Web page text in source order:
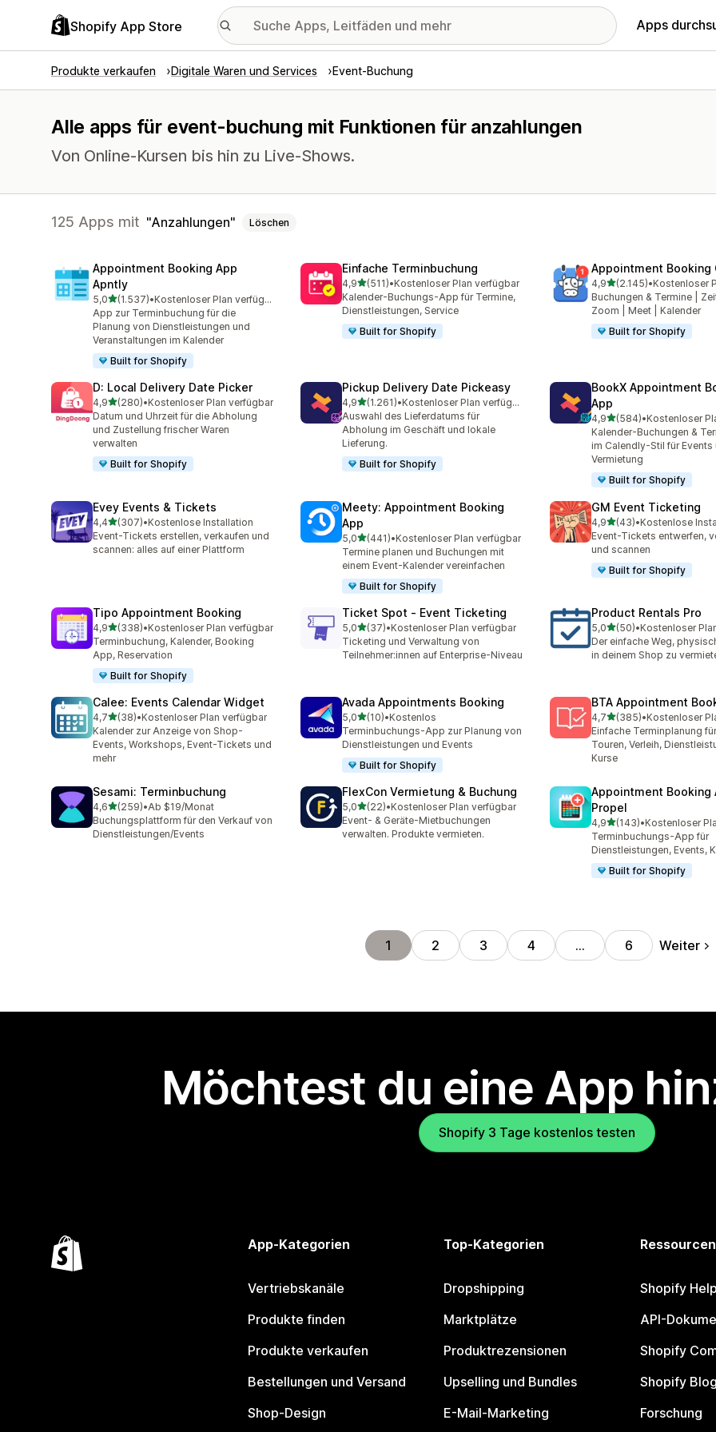
Shopify App Store Apps
Produkte verkaufen Digitale Waren und Services Event-Buchung
Alle apps für event-buchung mit Funktionen für anzahlungen
Von Online-Kursen bis hin zu Live-Shows.
125 Apps mit Anzahlungen Löschen
Appointment Booking App
Apntly
5,0von 5 Sternen
(1.537)
1537 Rezensionen insgesamt
•
Kostenloser Plan verfügbar
App zur Terminbuchung für die
Planung von Dienstleistungen und
Veranstaltungen im Kalender
Built for Shopify
Einfache Terminbuchung
4,9von 5 Sternen
(511)
511 Rezensionen insgesamt
•Kostenloser Plan verfügbar
Kalender-Buchungs-App für Termine,
Dienstleistungen, Service
Built for Shopify
Appointment Booking
4,9von 5 Sternen
(2.145)
2145 Rezensionen
•
Buchungen & Termine |
Zoom | Meet | Kalender
Built for Shopify
D: Local Delivery Date Picker
4,9von 5 Sternen
(280)
280 Rezensionen insgesamt
•Kostenloser Plan verfügbar
Datum und Uhrzeit für die Abholung
und Zustellung frischer Waren
verwalten
Built for Shopify
Pickup Delivery Date Pickeasy
4,9von 5 Sternen
(1.261)
1261 Rezensionen insgesamt
•
Kostenloser Plan verfügbar
Auswahl des Lieferdatums für
Abholung im Geschäft und lokale
Lieferung.
Built for Shopify
BookX Appointment
App
4,9von 5 Sternen
(584)
584 Rezensionen
•Kostenloser
Kalender-Buchungen &
im Calendly-Stil für Events
Vermietung
Built for Shopify
Evey Events & Tickets
4,4von 5 Sternen
(307)
307 Rezensionen insgesamt
•Kostenlose Installation
Event-Tickets erstellen, verkaufen und
scannen: alles auf einer Plattform
Meety: Appointment Booking
App
5,0von 5 Sternen
(441)
441 Rezensionen insgesamt
•Kostenloser Plan verfügbar
Termine planen und Buchungen mit
einem Event-Kalender vereinfachen
Built for Shopify
GM Event Ticketing
4,9von 5 Sternen
(43)
43 Rezensionen insgesamt
•Kostenlose
Event-Tickets entwerfen,
und scannen
Built for Shopify
Tipo Appointment Booking
4,9von 5 Sternen
(338)
338 Rezensionen insgesamt
•Kostenloser Plan verfügbar
Terminbuchung, Kalender, Booking
App, Reservation
Built for Shopify
Ticket Spot ‑ Event Ticketing
5,0von 5 Sternen
(37)
37 Rezensionen insgesamt
•Kostenloser Plan verfügbar
Ticketing und Verwaltung von
Teilnehmer:innen auf Enterprise-Niveau
Product Rentals Pro
5,0von 5 Sternen
(50)
50 Rezensionen insgesamt
•Kostenloser
Der einfache Weg,
in deinem Shop zu
Calee: Events Calendar Widget
4,7von 5 Sternen
(38)
38 Rezensionen insgesamt
•Kostenloser Plan verfügbar
Kalender zur Anzeige von Shop-
Events, Workshops, Event-Tickets und
mehr
Avada Appointments Booking
5,0von 5 Sternen
(10)
10 Rezensionen insgesamt
•Kostenlos
Terminbuchungs-App zur Planung von
Dienstleistungen und Events
Built for Shopify
BTA Appointment
4,7von 5 Sternen
(385)
385 Rezensionen
•Kostenloser
Einfache Terminplanung
Touren, Verleih,
Kurse
Sesami: Terminbuchung
4,6von 5 Sternen
(259)
259 Rezensionen insgesamt
•Ab $19/Monat
Buchungsplattform für den Verkauf von
Dienstleistungen/Events
FlexCon Vermietung & Buchung
5,0von 5 Sternen
(22)
22 Rezensionen insgesamt
•Kostenloser Plan verfügbar
Event- & Geräte-Mietbuchungen
verwalten. Produkte vermieten.
Appointment Booking
Propel
4,9von 5 Sternen
(143)
143 Rezensionen
•Kostenloser
Terminbuchungs-App für
Dienstleistungen, Events,
Built for Shopify
1 2 3 4 … 6 Weiter
Möchtest du eine App
Shopify 3 Tage kostenlos testen
App-Kategorien
Vertriebskanäle
Produkte finden
Produkte verkaufen
Bestellungen und Versand
Shop-Design
Top-Kategorien
Dropshipping
Marktplätze
Produktrezensionen
Upselling und Bundles
E-Mail-Marketing
Ressourcen
Shopify
API-
Shopify
Shopify Blog
Forschung